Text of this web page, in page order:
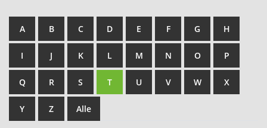
A B C D E F G H
I J K L M N O P
Q R S T U V W X
Y Z Alle